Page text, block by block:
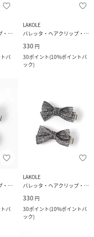
バレッタ・ヘアクリップ・ヘアピン
バ
LAKOLE
バレッタ・ヘアクリップ・ヘアピン
330 円
30ポイント(10%ポイントバ
ック)
バレッタ・ヘアクリップ・ヘアピン
バ
LAKOLE
バレッタ・ヘアクリップ・ヘアピン
330 円
30ポイント(10%ポイントバ
ック)